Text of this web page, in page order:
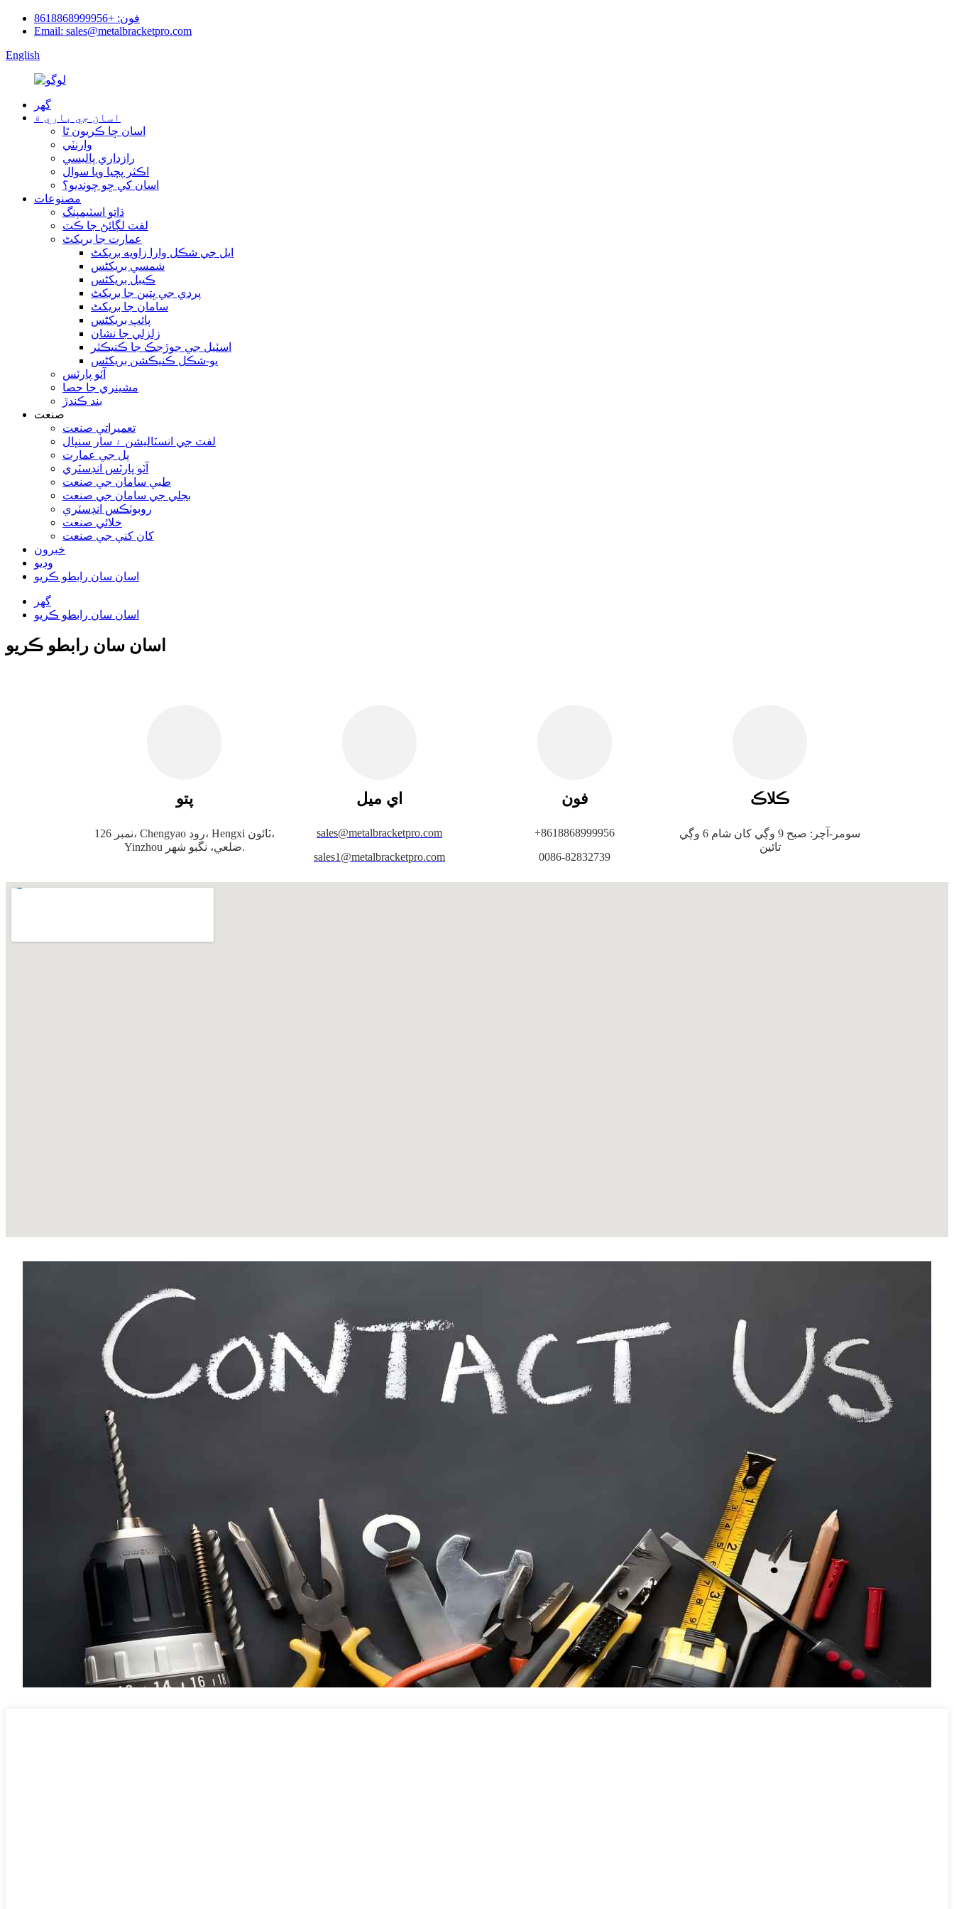
فون: +8618868999956
Email: sales@metalbracketpro.com
English
گھر
اسان جي باري ۾
اسان ڇا ڪريون ٿا
وارنٽي
رازداري پاليسي
اڪثر پڇيا ويا سوال
اسان کي ڇو چونڊيو؟
مصنوعات
ڌاتو اسٽيمپنگ
لفٽ لڳائڻ جا ڪٽ
عمارت جا بریکٹ
ايل جي شڪل وارا زاويه بریکٹ
شمسي بریکٹس
ڪيبل بریکٹس
پردي جي ڀتين جا بریکٹ
سامان جا بریکٹ
پائپ بریکٹس
زلزلي جا نشان
اسٽيل جي جوڙجڪ جا ڪنيڪٽر
يو-شڪل ڪنيڪشن بریکٹس
آٽو پارٽس
مشينري جا حصا
بند ڪندڙ
صنعت
تعميراتي صنعت
لفٽ جي انسٽاليشن ۽ سار سنڀال
پل جي عمارت
آٽو پارٽس انڊسٽري
طبي سامان جي صنعت
بجلي جي سامان جي صنعت
روبوٽڪس انڊسٽري
خلائي صنعت
کان کني جي صنعت
خبرون
وڊيو
اسان سان رابطو ڪريو
گھر
اسان سان رابطو ڪريو
اسان سان رابطو ڪريو
پتو
نمبر 126، Chengyao روڊ، Hengxi ٽائون،
Yinzhou ضلعي، نگبو شهر.
اي ميل
sales@metalbracketpro.com
sales1@metalbracketpro.com
فون
+8618868999956
0086-82832739
ڪلاڪ
سومر-آچر: صبح 9 وڳي کان شام 6 وڳي
تائين